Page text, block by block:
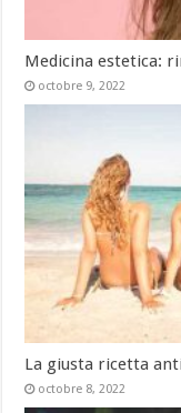
Medicina estetica:
octobre 9, 2022
La giusta ricetta
octobre 8, 2022